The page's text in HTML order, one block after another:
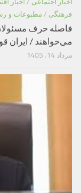
اخبار اجتماعی / اخبار
فرهنگی / مطبوعات و
فاصله حرف
می‌خواهند / ایران
مرداد 14, 1405